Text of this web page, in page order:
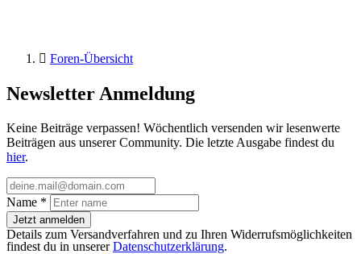
Foren-Übersicht
Newsletter Anmeldung
Keine Beiträge verpassen! Wöchentlich versenden wir lesenwerte
Beiträgen aus unserer Community. Die letzte Ausgabe findest du
hier.
Name *
Jetzt anmelden
Details zum Versandverfahren und zu Ihren Widerrufsmöglichkeiten
findest du in unsererDatenschutzerklärung.